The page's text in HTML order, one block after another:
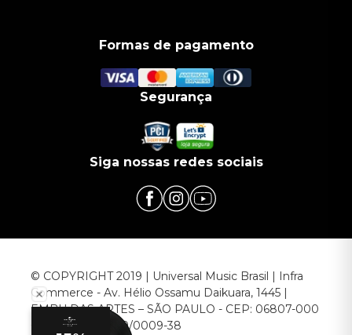
Formas de pagamento
Segurança
Siga nossas redes sociais
© COPYRIGHT 2019 | Universal Music Brasil | Infra
Commerce - Av. Hélio Ossamu Daikuara, 1445 |
EMBU DAS ARTES – SÃO PAULO - CEP: 06807-000
CNPJ: 00.952.789/0009-38